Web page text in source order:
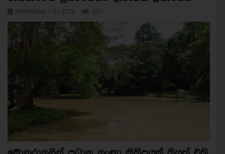
Wednesday / 5 / 2026 331